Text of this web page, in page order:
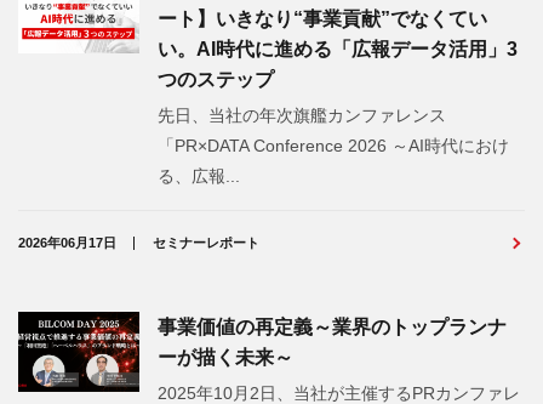
ート】いきなり“事業貢献”でなくてい
い。AI時代に進める「広報データ活用」3
つのステップ
先日、当社の年次旗艦カンファレンス
「PR×DATA Conference 2026 ～AI時代におけ
る、広報...
2026年06月17日 セミナーレポート
事業価値の再定義～業界のトップランナ
ーが描く未来～
2025年10月2日、当社が主催するPRカンファレ